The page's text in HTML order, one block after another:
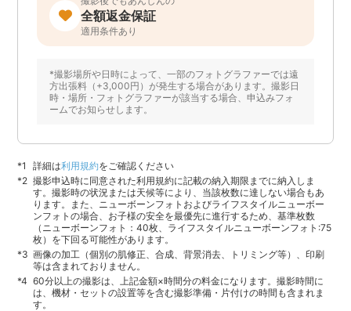
全額返金保証
適用条件あり
*撮影場所や日時によって、一部のフォトグラファーでは遠
方出張料（+3,000円）が発生する場合があります。撮影日
時・場所・フォトグラファーが該当する場合、申込みフォ
ームでお知らせします。
詳細は利用規約をご確認ください
撮影申込時に同意された利用規約に記載の納入期限までに納入しま
す。撮影時の状況または天候等により、当該枚数に達しない場合もあ
ります。また、ニューボーンフォトおよびライフスタイルニューボー
ンフォトの場合、お子様の安全を最優先に進行するため、基準枚数
（ニューボーンフォト：40枚、ライフスタイルニューボーンフォト:75
枚）を下回る可能性があります。
画像の加工（個別の肌修正、合成、背景消去、トリミング等）、印刷
等は含まれておりません。
60分以上の撮影は、上記金額×時間分の料金になります。撮影時間に
は、機材・セットの設置等を含む撮影準備・片付けの時間も含まれま
す。